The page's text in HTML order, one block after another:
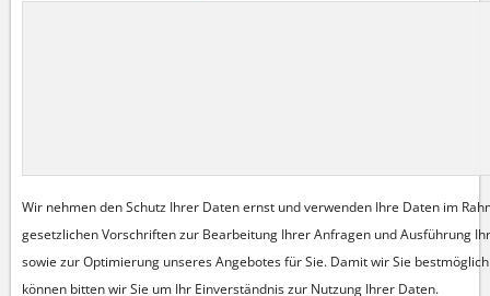
Wir nehmen den Schutz Ihrer Daten ernst und verwenden Ihre Daten im
gesetzlichen Vorschriften zur Bearbeitung Ihrer Anfragen und Ausführung
sowie zur Optimierung unseres Angebotes für Sie. Damit wir Sie
können bitten wir Sie um Ihr Einverständnis zur Nutzung Ihrer Daten.